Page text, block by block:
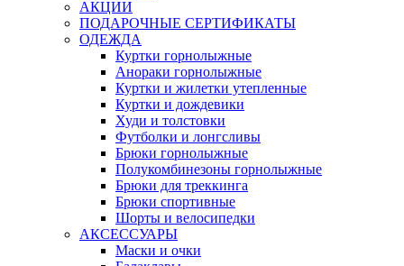
АКЦИИ
ПОДАРОЧНЫЕ СЕРТИФИКАТЫ
ОДЕЖДА
Куртки горнолыжные
Анораки горнолыжные
Куртки и жилетки утепленные
Куртки и дождевики
Худи и толстовки
Футболки и лонгсливы
Брюки горнолыжные
Полукомбинезоны горнолыжные
Брюки для треккинга
Брюки спортивные
Шорты и велосипедки
АКСЕССУАРЫ
Маски и очки